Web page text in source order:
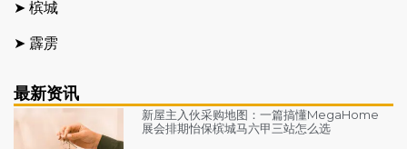
最新资讯
新屋主入伙采购地图：一篇搞懂MegaHome
展会排期怡保槟城马六甲三站怎么选
➤ 槟城
➤ 霹雳